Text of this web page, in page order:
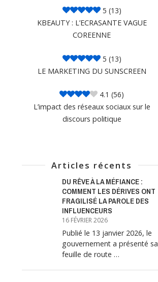
5 (13)
KBEAUTY : L’ECRASANTE VAGUE
COREENNE
5 (13)
LE MARKETING DU SUNSCREEN
4.1 (56)
L’impact des réseaux sociaux sur le
discours politique
Articles récents
DU RÊVE À LA MÉFIANCE :
COMMENT LES DÉRIVES ONT
FRAGILISÉ LA PAROLE DES
INFLUENCEURS
16 FÉVRIER 2026
Publié le 13 janvier 2026, le
gouvernement a présenté sa
feuille de route …